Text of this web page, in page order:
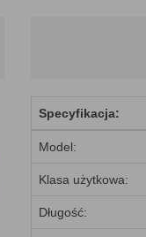
Specyfikacja:
Model:
Klasa użytkowa:
Długość: